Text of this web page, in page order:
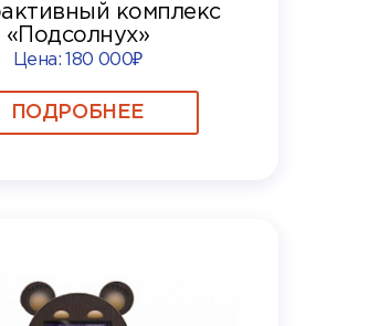
комплекс
«Подсолнух»
Цена: 180 000₽
ПОДРОБНЕЕ